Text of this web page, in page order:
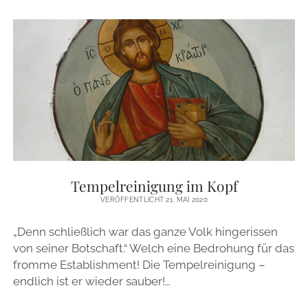
DES
GLAUBENS“
Tempelreinigung im Kopf
VERÖFFENTLICHT 21. MAI 2020
„Denn schließlich war das ganze Volk hingerissen
von seiner Botschaft.“ Welch eine Bedrohung für das
fromme Establishment! Die Tempelreinigung –
endlich ist er wieder sauber!…